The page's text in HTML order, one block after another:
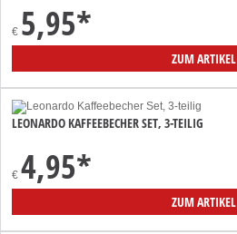
€ 5,95*
ZUM ARTIKEL
LEONARDO KAFFEEBECHER SET, 3-TEILIG
€ 4,95*
ZUM ARTIKEL